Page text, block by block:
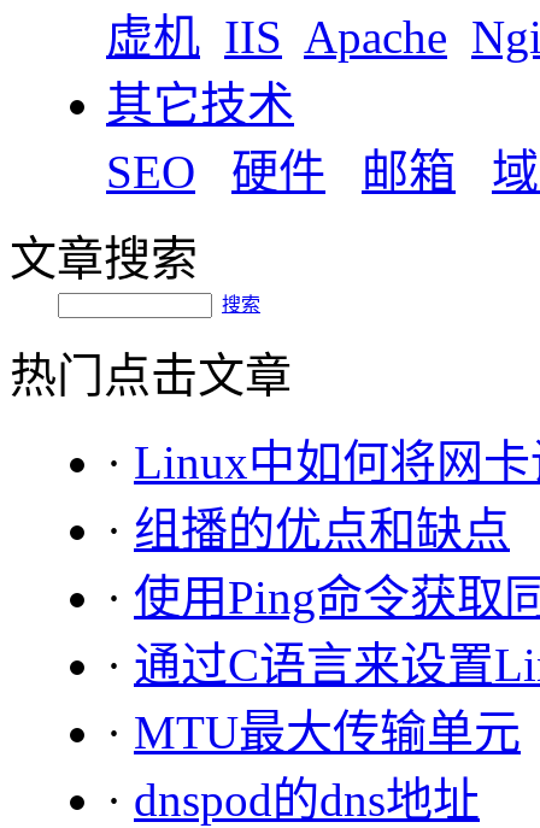
虚机 IIS Apache
其它技术
SEO
硬件 邮箱
文章搜索
搜索
热门点击文章
· Linux中如何将网
· 组播的优点和缺点
· 使用Ping命令获取
· 通过C语言来设置
· MTU最大传输单元
· dnspod的dns地址